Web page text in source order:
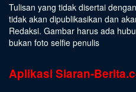
Tulisan yang tidak disertai
tidak akan dipublikasikan dan
Redaksi. Gambar harus ada
bukan foto selfie penulis
Aplikasi Siaran-